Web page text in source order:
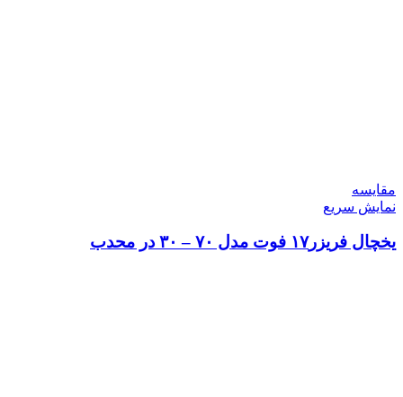
مقايسه
نمایش سریع
یخچال فریزر۱۷ فوت مدل ۷۰ – ۳۰ در محدب